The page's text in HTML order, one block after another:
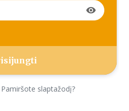
visibility
Pamiršote slaptažodį?